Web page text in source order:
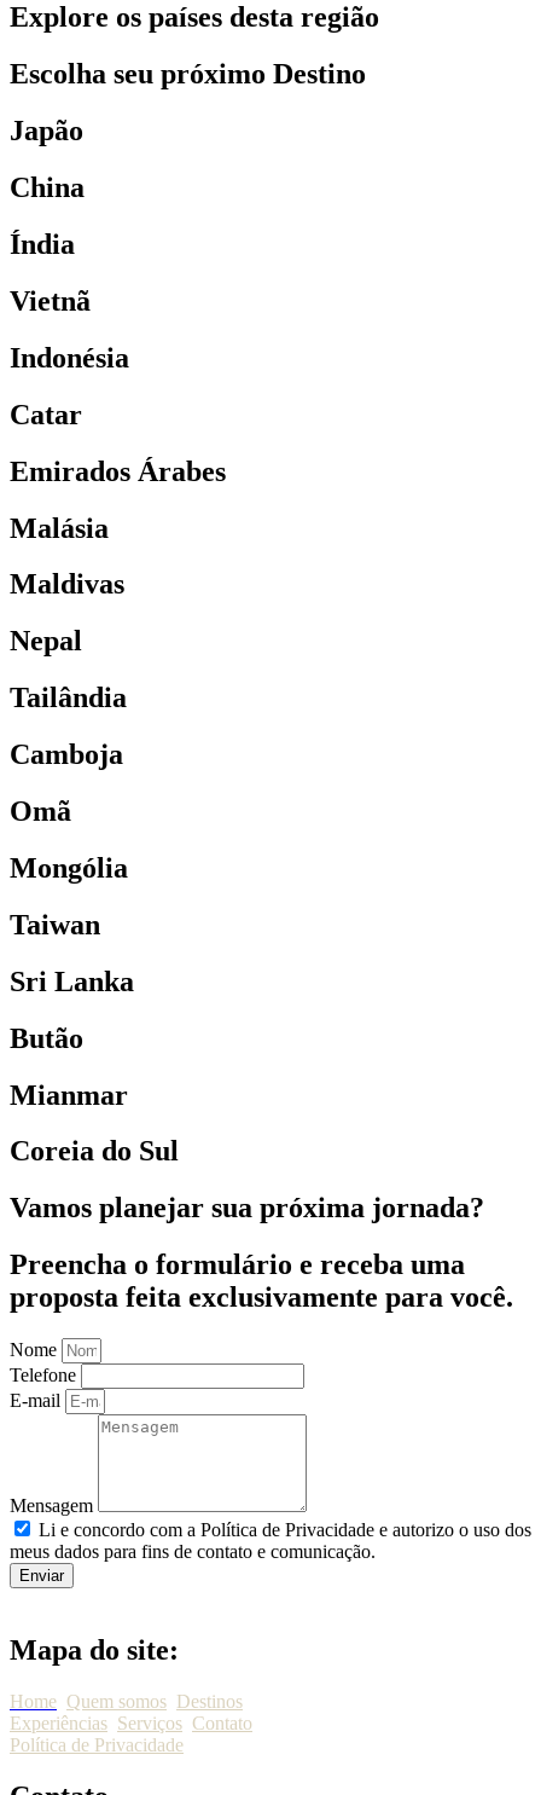
Explore os países desta região
Escolha seu próximo Destino
Japão
China
Índia
Vietnã
Indonésia
Catar
Emirados Árabes
Malásia
Maldivas
Nepal
Tailândia
Camboja
Omã
Mongólia
Taiwan
Sri Lanka
Butão
Mianmar
Coreia do Sul
Vamos planejar sua próxima jornada?
Preencha o formulário e receba uma
proposta feita exclusivamente para você.
Nome
Telefone
E-mail
Mensagem
Li e concordo com a Política de Privacidade e autorizo o uso dos
meus dados para fins de contato e comunicação.
Enviar
Mapa do site:
Home Quem somos Destinos
Experiências Serviços Contato
Política de Privacidade